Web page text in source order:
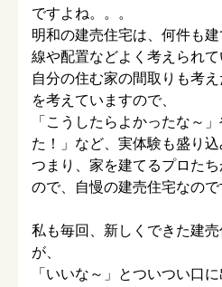
ですよね。。。
明和の建売住宅は、何件も
線や配置などよく考えられて
自分の住む家の間取りも考
を考えていますので、
「こうしたらよかったな～
た！」など、実体験も盛り込
つまり、家を建てるプロた
ので、自慢の建売住宅なので
私も毎回、新しくできた建
が、
「いいな～」とついつい口